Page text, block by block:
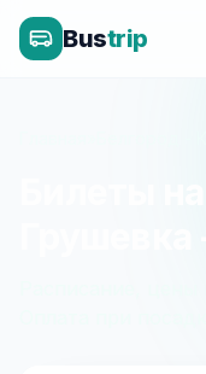
Bustrip
Билеты
Расписание,
Оплата при